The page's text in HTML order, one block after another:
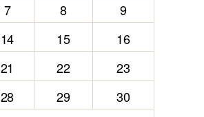
7 8
9
14 15
16
21 22
23
28 29
30